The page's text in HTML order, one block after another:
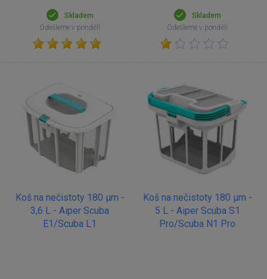
Skladem
Odešleme v pondělí
Skladem
Odešleme v pondělí
Koš na nečistoty 180 µm -
3,6 L - Aiper Scuba
E1/Scuba L1
Koš na nečistoty 180 µm -
5 L - Aiper Scuba S1
Pro/Scuba N1 Pro